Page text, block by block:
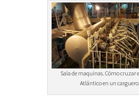
Sala de maquinas. Cómo cruzar
Atlántico en un carguero.